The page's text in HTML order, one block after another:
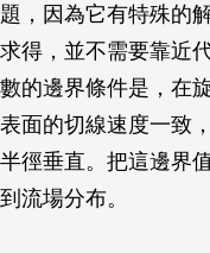
，因為它有特殊的
得，並不需要靠近
的邊界條件是，在
面的切線速度一致
徑垂直。把這邊界
流場分布。